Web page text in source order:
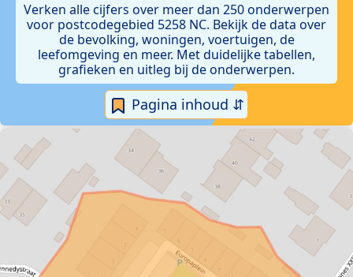
Verken alle cijfers over meer dan 250 onderwerpen
voor postcodegebied 5258 NC. Bekijk de data over
de bevolking, woningen, voertuigen, de
leefomgeving en meer. Met duidelijke tabellen,
grafieken en uitleg bij de onderwerpen.
Pagina inhoud ⇵